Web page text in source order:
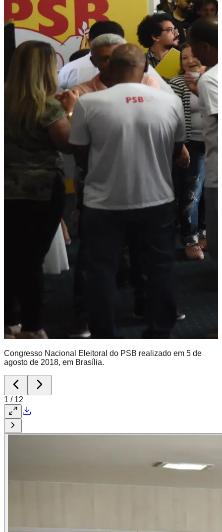
Congresso Nacional Eleitoral do PSB realizado em 5 de
agosto de 2018, em Brasília.
1 / 12